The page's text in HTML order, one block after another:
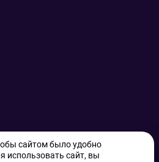
сайтом было удобно
использовать сайт, вы